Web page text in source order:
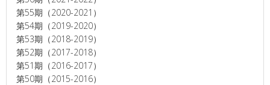
第55期（2020-2021）
第54期（2019-2020）
第53期（2018-2019）
第52期（2017-2018）
第51期（2016-2017）
第50期（2015-2016）